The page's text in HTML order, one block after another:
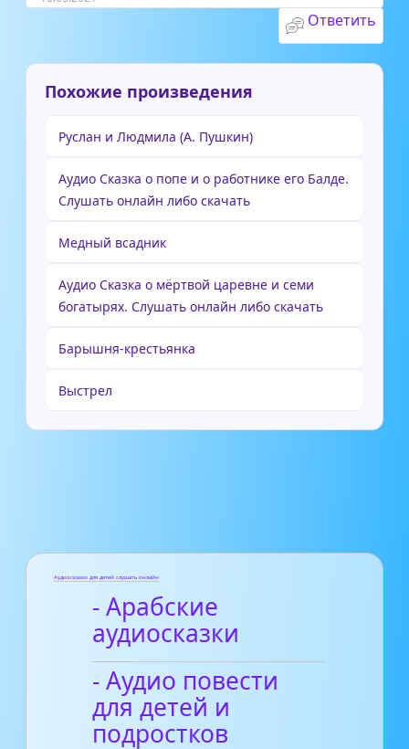
Ответить
Похожие произведения
Руслан и Людмила (А. Пушкин)
Аудио Сказка о попе и о работнике его Балде.
Слушать онлайн либо скачать
Медный всадник
Аудио Сказка о мёртвой царевне и семи
богатырях. Слушать онлайн либо скачать
Барышня-крестьянка
Выстрел
Аудиосказки для детей слушать онлайн
- Арабские
аудиосказки
- Аудио повести
для детей и
подростков